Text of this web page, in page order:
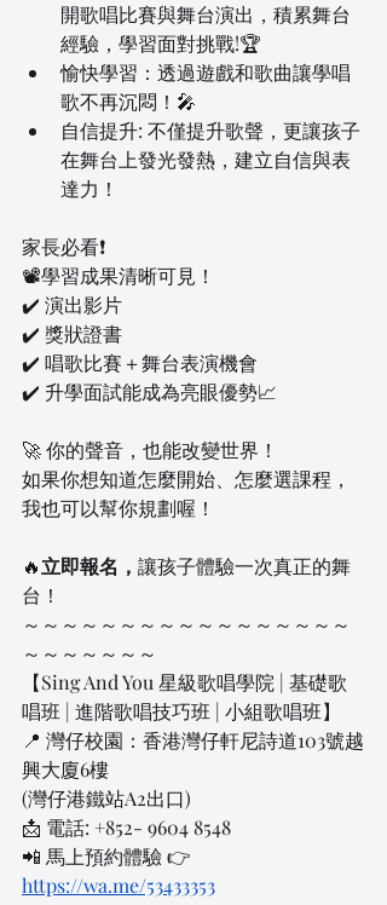
開歌唱比賽與舞台演出，積累舞台
經驗，學習面對挑戰!🏆
愉快學習：透過遊戲和歌曲讓學唱
歌不再沉悶！🎤
自信提升: 不僅提升歌聲，更讓孩子
在舞台上發光發熱，建立自信與表
達力！
家長必看❗
📽️學習成果清晰可見！
✔️ 演出影片
✔️ 獎狀證書
✔️ 唱歌比賽＋舞台表演機會
✔️ 升學面試能成為亮眼優勢📈
🚀 你的聲音，也能改變世界！
如果你想知道怎麼開始、怎麼選課程，
我也可以幫你規劃喔！
🔥立即報名， 讓孩子體驗一次真正的舞
台！
～～～～～～～～～～～～～～～～～
～～～～～～～
【Sing And You 星級歌唱學院 | 基礎歌
唱班 | 進階歌唱技巧班 | 小組歌唱班】
📍 灣仔校園：香港灣仔軒尼詩道103號越
興大廈6樓
(灣仔港鐵站A2出口)
📩 電話: +852- 9604 8548
📲 馬上預約體驗 👉
https://wa.me/53433353